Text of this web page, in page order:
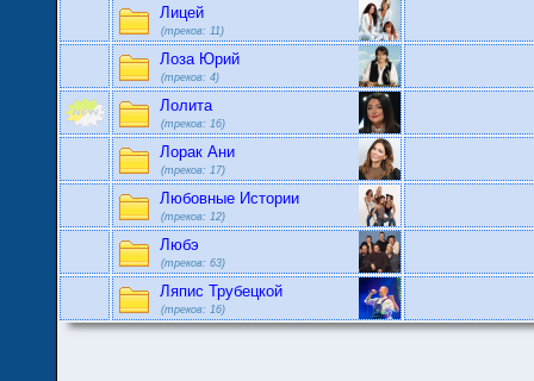
Лицей
(треков: 11)
Лоза Юрий
(треков: 4)
Лолита
(треков: 16)
Лорак Ани
(треков: 17)
Любовные Истории
(треков: 12)
Любэ
(треков: 63)
Ляпис Трубецкой
(треков: 16)